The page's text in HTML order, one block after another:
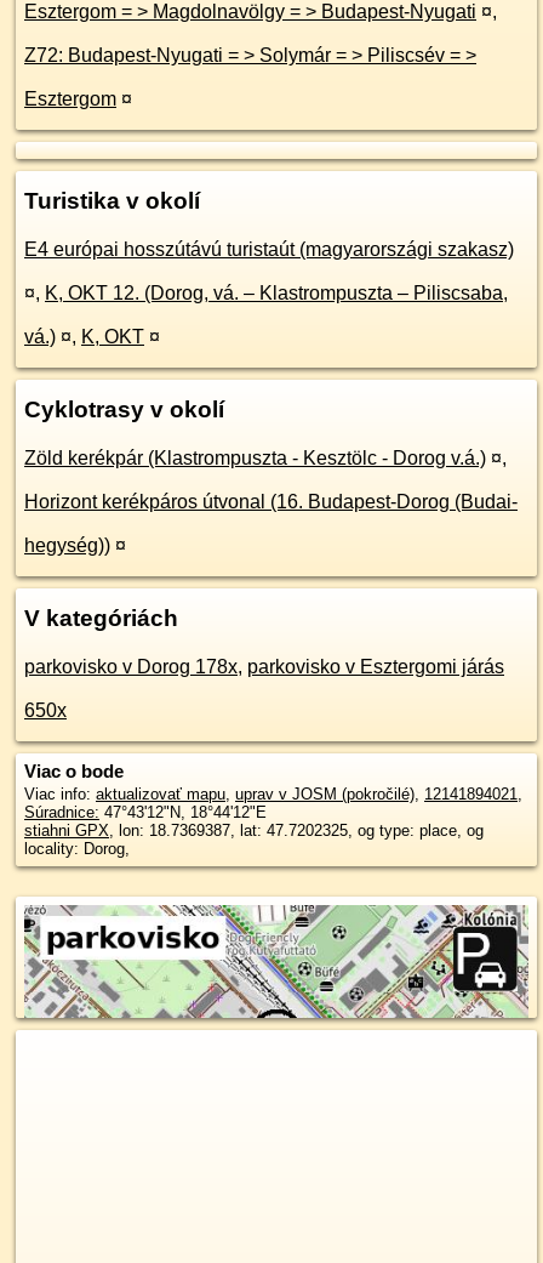
Esztergom = > Magdolnavölgy = > Budapest-Nyugati ¤,
Z72: Budapest-Nyugati = > Solymár = > Piliscsév = >
Esztergom ¤
Turistika v okolí
E4 európai hosszútávú turistaút (magyarországi szakasz)
¤, K, OKT 12. (Dorog, vá. – Klastrompuszta – Piliscsaba,
vá.) ¤, K, OKT ¤
Cyklotrasy v okolí
Zöld kerékpár (Klastrompuszta - Kesztölc - Dorog v.á.) ¤,
Horizont kerékpáros útvonal (16. Budapest-Dorog (Budai-
hegység)) ¤
V kategóriách
parkovisko v Dorog 178x, parkovisko v Esztergomi járás
650x
Viac o bode
Viac info: aktualizovať mapu, uprav v JOSM (pokročilé), 12141894021,
Súradnice: 47°43'12"N, 18°44'12"E
stiahni GPX, lon: 18.7369387, lat: 47.7202325, og type: place, og
locality: Dorog,